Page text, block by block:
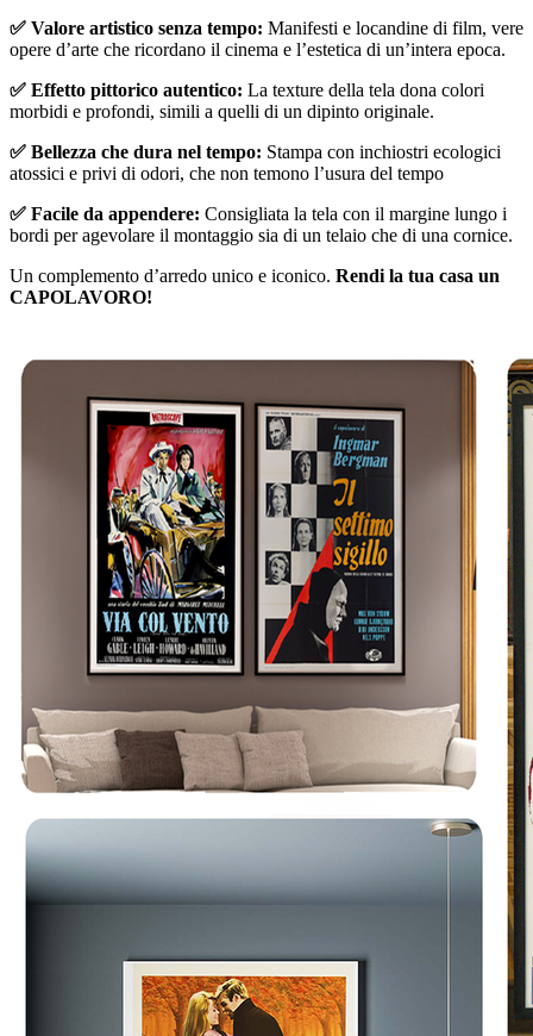
✅ Valore artistico senza tempo: Manifesti e locandine di film, vere
opere d’arte che ricordano il cinema e l’estetica di un’intera epoca.
✅ Effetto pittorico autentico: La texture della tela dona colori
morbidi e profondi, simili a quelli di un dipinto originale.
✅ Bellezza che dura nel tempo: Stampa con inchiostri ecologici
atossici e privi di odori, che non temono l’usura del tempo
✅ Facile da appendere: Consigliata la tela con il margine lungo i
bordi per agevolare il montaggio sia di un telaio che di una cornice.
Un complemento d’arredo unico e iconico. Rendi la tua casa un
CAPOLAVORO!